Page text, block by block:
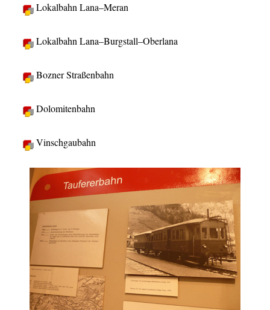
Lokalbahn Lana–Meran
Lokalbahn Lana–Burgstall–Oberlana
Bozner Straßenbahn
Dolomitenbahn
Vinschgaubahn